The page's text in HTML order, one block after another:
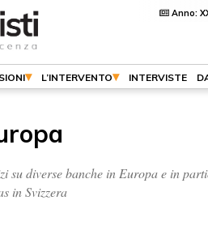
Anno:
L’INTERVENTO INTERVISTE
su diverse banche in Europa e in
in Svizzera